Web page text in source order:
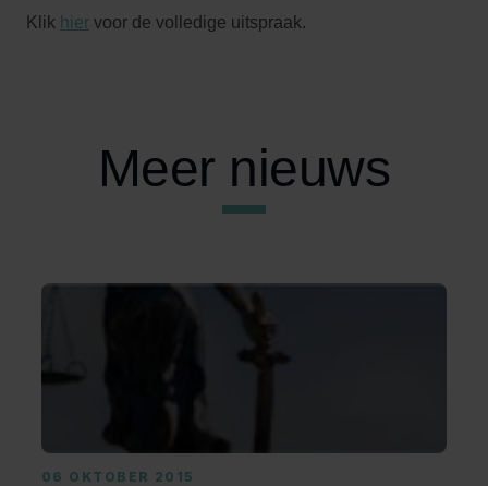
Klik hier voor de volledige uitspraak.
Meer nieuws
06 OKTOBER 2015